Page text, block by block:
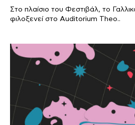
Στο πλαίσιο του Φεστιβάλ, το
φιλοξενεί στο Auditorium Theo..